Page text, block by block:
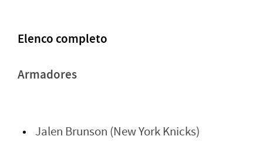
Elenco completo
Armadores
Jalen Brunson (New York Knicks)